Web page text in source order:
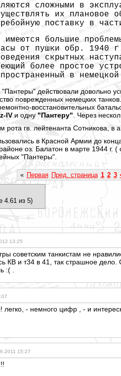
сложными в
их плановое
поставку в
большие
от пушки обр. 1940
скрытных
более простое
в
действовали довольно
поврежденных немецких
восстановительных
IV и одну "Пантеру" . Через
гв. лейтенанта Сотникова, в
в Красной Армии до
оз. Балатон в марте 1944
"Пантеры".
« Первая Пред. страница 1 2 3
4.61 из 5)
13:25
советским танкистам не
КВ и т34 в 41, так страшное
:( .
легко, - немного цифр , - и
15:27
!